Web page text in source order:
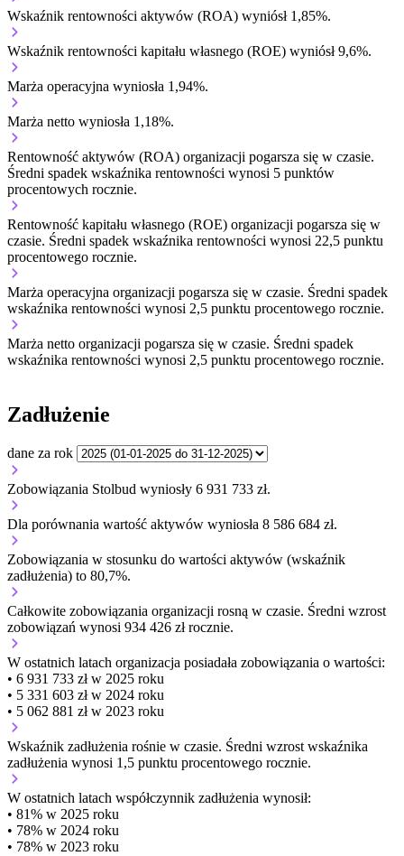
Wskaźnik rentowności aktywów (ROA) wyniósł 1,85%.
Wskaźnik rentowności kapitału własnego (ROE) wyniósł 9,6%.
Marża operacyjna wyniosła 1,94%.
Marża netto wyniosła 1,18%.
Rentowność aktywów (ROA) organizacji pogarsza się w czasie.
Średni spadek wskaźnika rentowności wynosi 5 punktów
procentowych rocznie.
Rentowność kapitału własnego (ROE) organizacji pogarsza się w
czasie. Średni spadek wskaźnika rentowności wynosi 22,5 punktu
procentowego rocznie.
Marża operacyjna organizacji pogarsza się w czasie. Średni spadek
wskaźnika rentowności wynosi 2,5 punktu procentowego rocznie.
Marża netto organizacji pogarsza się w czasie. Średni spadek
wskaźnika rentowności wynosi 2,5 punktu procentowego rocznie.
Zadłużenie
dane za rok
Zobowiązania Stolbud wyniosły 6 931 733 zł.
Dla porównania wartość aktywów wyniosła 8 586 684 zł.
Zobowiązania w stosunku do wartości aktywów (wskaźnik
zadłużenia) to 80,7%.
Całkowite zobowiązania organizacji rosną w czasie. Średni wzrost
zobowiązań wynosi 934 426 zł rocznie.
W ostatnich latach organizacja posiadała zobowiązania o wartości:
• 6 931 733 zł w 2025 roku
• 5 331 603 zł w 2024 roku
• 5 062 881 zł w 2023 roku
Wskaźnik zadłużenia rośnie w czasie. Średni wzrost wskaźnika
zadłużenia wynosi 1,5 punktu procentowego rocznie.
W ostatnich latach współczynnik zadłużenia wynosił:
• 81% w 2025 roku
• 78% w 2024 roku
• 78% w 2023 roku